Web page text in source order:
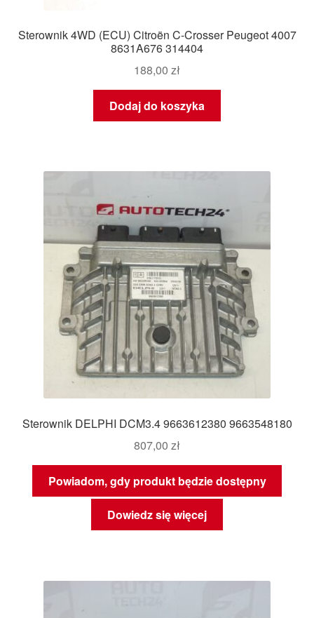
Sterownik 4WD (ECU) Citroën C-Crosser Peugeot 4007
8631A676 314404
188,00 zł
Dodaj do koszyka
Sterownik DELPHI DCM3.4 9663612380 9663548180
807,00 zł
Powiadom, gdy produkt będzie dostępny
Dowiedz się więcej